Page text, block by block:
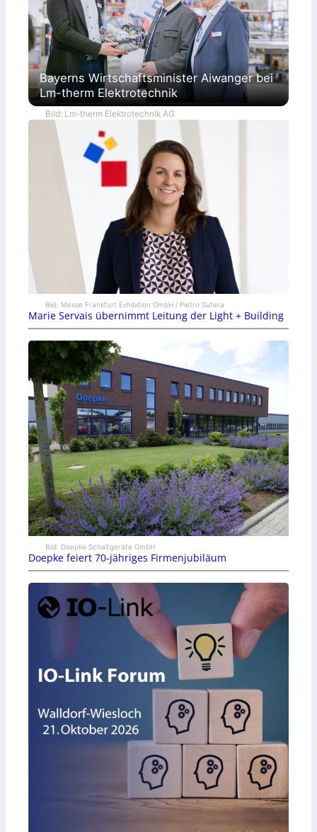
Bayerns Wirtschaftsminister Aiwanger bei
Lm-therm Elektrotechnik
Bild: Lm-therm Elektrotechnik AG
Bild: Messe Frankfurt Exhibition GmbH / Pietro Sutera
Marie Servais übernimmt Leitung der Light + Building
Bild: Doepke Schaltgeräte GmbH
Doepke feiert 70-jähriges Firmenjubiläum